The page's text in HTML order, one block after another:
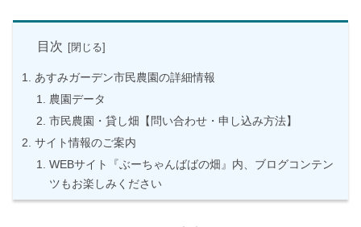
目次
あすみガーデン市民農園の詳細情報
農園データ
市民農園・貸し畑【問い合わせ・申し込み方法】
サイト情報のご案内
WEBサイト『ぶーちゃんばばの畑』内、ブログコンテン
ツもお楽しみください